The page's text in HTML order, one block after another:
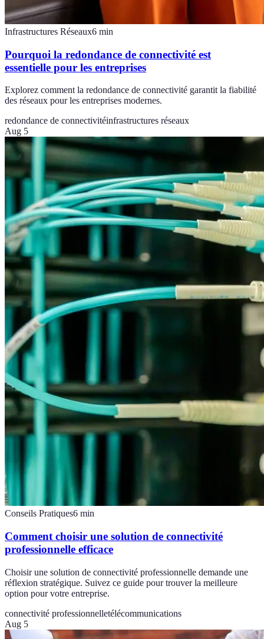
Infrastructures Réseaux6 min
Pourquoi la redondance de connectivité est
essentielle pour les entreprises
Explorez comment la redondance de connectivité garantit la fiabilité
des réseaux pour les entreprises modernes.
redondance de connectivitéinfrastructures réseaux
Aug 5
Conseils Pratiques6 min
Comment choisir une solution de connectivité
professionnelle efficace
Choisir une solution de connectivité professionnelle demande une
réflexion stratégique. Suivez ce guide pour trouver la meilleure
option pour votre entreprise.
connectivité professionnelletélécommunications
Aug 5